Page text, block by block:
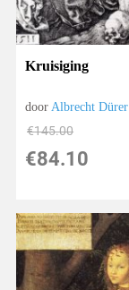
Kruisiging
door Albrecht Dürer
€145.00
€84.10